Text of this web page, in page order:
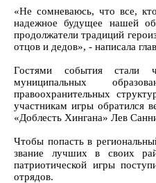
«Не сомневаюсь, что все,
надежное будущее нашей
продолжатели традиций
отцов и дедов», - написала
Гостями события стали
муниципальных
правоохранительных
участникам игры обратился
«Доблесть Хингана» Лев
Чтобы попасть в
звание лучших в своих
патриотической игры
отрядов.